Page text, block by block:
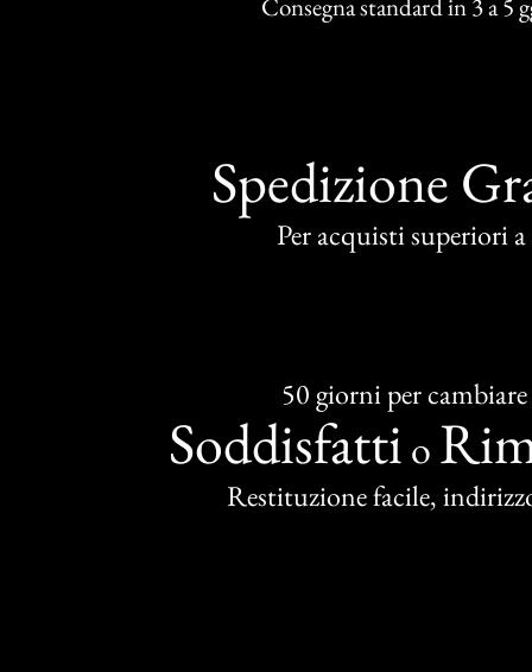
Spedizione
Per acquisti superiori
50 giorni per cambiare
Soddisfatti o
Restituzione facile,